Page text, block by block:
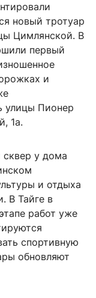
новый тротуар
Цимлянской. В
первый
и
улицы Пионер
1а.
сквер у дома
и отдыха
В Тайге в
работ уже
спортивную
обновляют